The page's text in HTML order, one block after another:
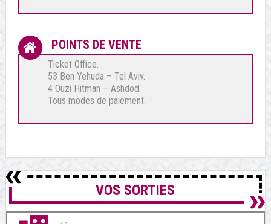
POINTS DE VENTE
Ticket Office.
53 Ben Yehuda – Tel Aviv.
4 Ouzi Hitman – Ashdod.
Tous modes de paiement.
VOS SORTIES